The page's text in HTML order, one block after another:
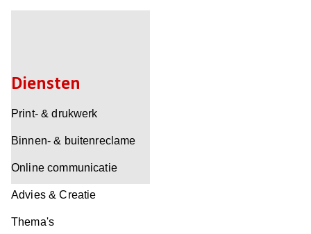
Diensten
Print- & drukwerk
Binnen- & buitenreclame
Online communicatie
Advies & Creatie
Thema's